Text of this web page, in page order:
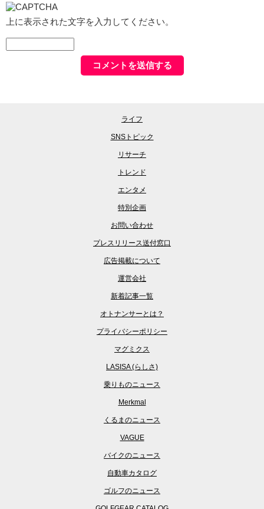
上に表示された文字を入力してください。
ライフ
SNSトピック
リサーチ
トレンド
エンタメ
特別企画
お問い合わせ
プレスリリース送付窓口
広告掲載について
運営会社
新着記事一覧
オトナンサーとは？
プライバシーポリシー
マグミクス
LASISA (らしさ)
乗りものニュース
Merkmal
くるまのニュース
VAGUE
バイクのニュース
自動車カタログ
ゴルフのニュース